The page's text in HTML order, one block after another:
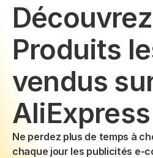
Produits
vendus
AliExpress
Ne perdez plus de temps à
chaque jour les publicités e-